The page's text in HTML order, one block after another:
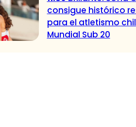
consigue histórico
para el atletismo
Mundial Sub 20